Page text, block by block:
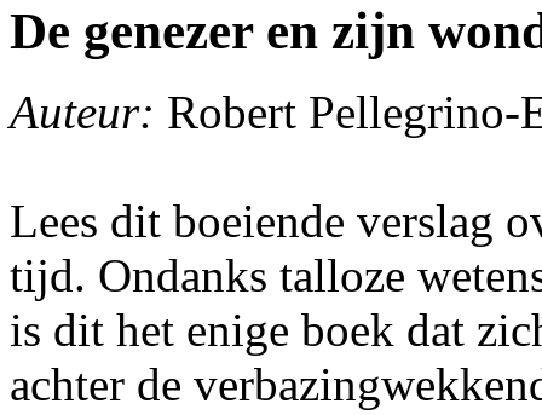
De genezer en zijn
Auteur: Robert Pellegrino-
Lees dit boeiende verslag
tijd. Ondanks talloze
is dit het enige boek dat
achter de